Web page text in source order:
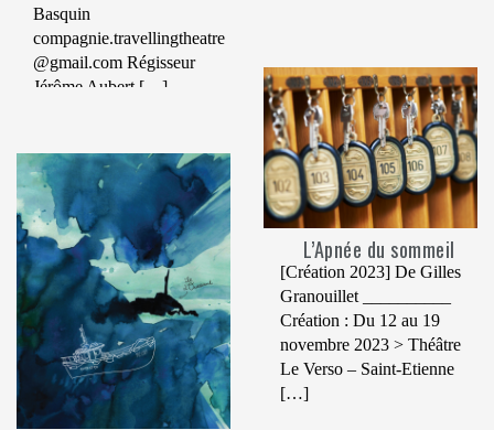
Basquin
compagnie.travellingtheatre
@gmail.com Régisseur
Jérôme Aubert […]
L’Apnée du sommeil
[Création 2023] De Gilles
Granouillet __________
Création : Du 12 au 19
novembre 2023 > Théâtre
Le Verso – Saint-Etienne
[…]